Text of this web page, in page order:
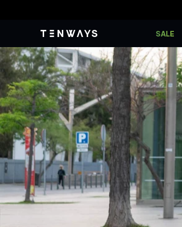
SALE